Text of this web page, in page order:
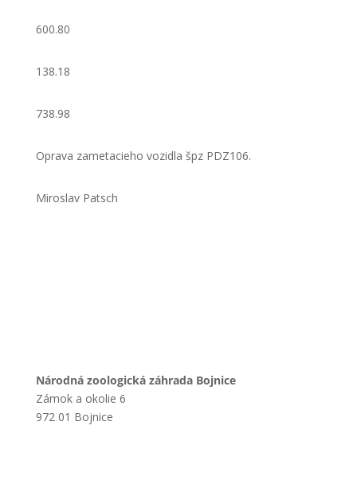
600.80
138.18
738.98
Oprava zametacieho vozidla špz PDZ106.
Miroslav Patsch
Národná zoologická záhrada Bojnice
Zámok a okolie 6
972 01 Bojnice